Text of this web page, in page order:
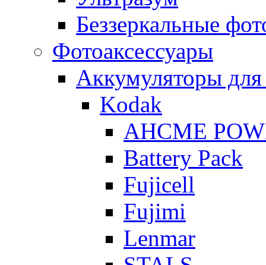
Беззеркальные
Фотоаксессуары
Аккумуляторы для
Kodak
AHCME
Battery Pack
Fujicell
Fujimi
Lenmar